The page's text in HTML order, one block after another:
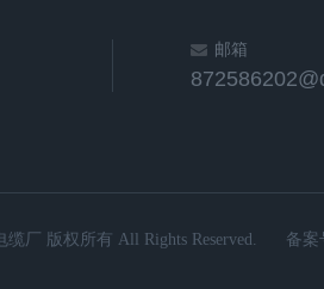
邮箱
厂 版权所有 All Rights Reserved. 备案